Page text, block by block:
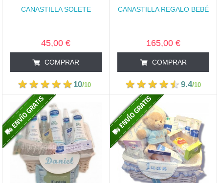
CANASTILLA SOLETE
45,00 €
COMPRAR
10/10
CANASTILLA REGALO BEBÉ
165,00 €
COMPRAR
9.4/10